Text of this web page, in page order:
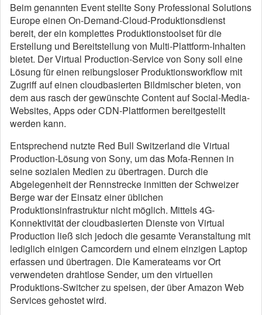
Beim genannten Event stellte Sony Professional Solutions
Europe einen On-Demand-Cloud-Produktionsdienst
bereit, der ein komplettes Produktionstoolset für die
Erstellung und Bereitstellung von Multi-Plattform-Inhalten
bietet. Der Virtual Production-Service von Sony soll eine
Lösung für einen reibungsloser Produktionsworkflow mit
Zugriff auf einen cloudbasierten Bildmischer bieten, von
dem aus rasch der gewünschte Content auf Social-Media-
Websites, Apps oder CDN-Plattformen bereitgestellt
werden kann.
Entsprechend nutzte Red Bull Switzerland die Virtual
Production-Lösung von Sony, um das Mofa-Rennen in
seine sozialen Medien zu übertragen. Durch die
Abgelegenheit der Rennstrecke inmitten der Schweizer
Berge war der Einsatz einer üblichen
Produktionsinfrastruktur nicht möglich. Mittels 4G-
Konnektivität der cloudbasierten Dienste von Virtual
Production ließ sich jedoch die gesamte Veranstaltung mit
lediglich einigen Camcordern und einem einzigen Laptop
erfassen und übertragen. Die Kamerateams vor Ort
verwendeten drahtlose Sender, um den virtuellen
Produktions-Switcher zu speisen, der über Amazon Web
Services gehostet wird.